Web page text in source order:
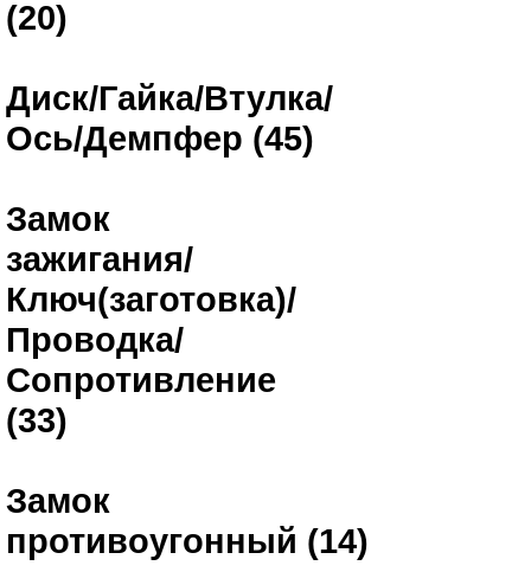
(20)
Диск/Гайка/Втулка/
Ось/Демпфер (45)
Замок
зажигания/
Ключ(заготовка)/
Проводка/
Сопротивление
(33)
Замок
противоугонный (14)